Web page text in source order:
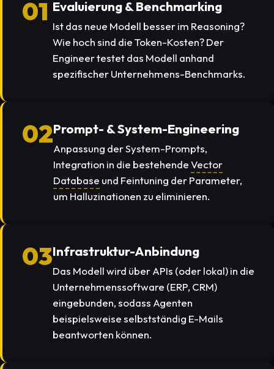
01 Evaluierung & Benchmarking
Ist das neue Modell besser im Reasoning?
Wie hoch sind die Token-Kosten? Der
Engineer testet das Modell anhand
spezifischer Unternehmens-Benchmarks.
02Prompt- & System-Engineering
Anpassung der System-Prompts,
Integration in die bestehendeVector
Database und Feintuning der Parameter,
um Halluzinationen zu eliminieren.
03Infrastruktur-Anbindung
Das Modell wird über APIs (oder lokal) in die
Unternehmenssoftware (ERP, CRM)
eingebunden, sodass Agenten
beispielsweise selbstständig E-Mails
beantworten können.